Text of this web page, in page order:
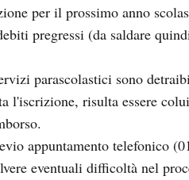
per il prossimo anno
pregressi (da saldare
parascolastici sono
l'iscrizione, risulta essere
appuntamento telefonico
eventuali difficoltà nel